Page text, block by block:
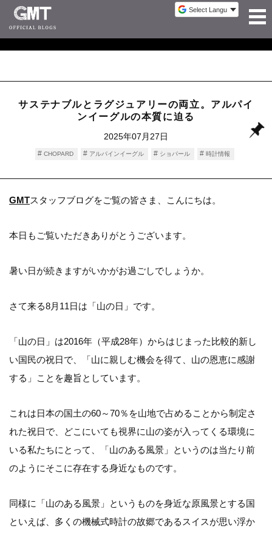
サステナブルとラグジュアリーの両立。アルパイ
ンイーグルの本質に迫る
2025年07月27日
CHOPARD アルパインイーグル ショパール 時計情報
GMTスタッフブログをご覧の皆さま、こんにちは。
本日もご覧いただきありがとうございます。
暑い日が続きますがいかがお過ごしでしょうか。
さて来る8月11日は「山の日」です。
「山の日」は2016年（平成28年）からはじまった比較的新し
い国民の祝日で、「山に親しむ機会を得て、山の恩恵に感謝
する」ことを趣旨としています。
これは日本の国土の60～70％を山地で占めることから制定さ
れた祝日で、どこにいても視界に山の姿が入ってくる環境に
いる私たちにとって、「山のある風景」というのは当たり前
のようにそこに存在する身近なものです。
同様に「山のある風景」というものを身近な原風景とする国
といえば、多くの機械式時計の故郷であるスイスが思い浮か